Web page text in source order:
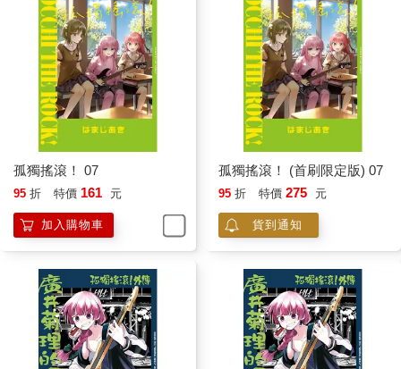
孤獨搖滾！ 07
95 折 特價 161 元
加入購物車
孤獨搖滾！ (首刷限定版) 07
95 折 特價 275 元
貨到通知